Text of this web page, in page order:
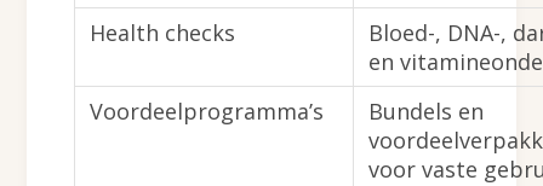
Health checks
Bloed-, DNA-,
en
Voordeelprogramma’s
Bundels en
voor vaste